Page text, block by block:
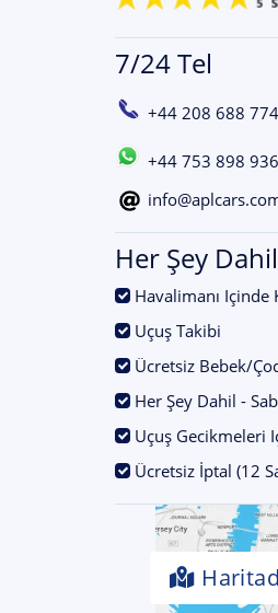
7/24 Tel
+44 208 688
+44 753 898
Her Şey
Havalimanı Içinde
Uçuş Takibi
Ücretsiz Bebek/
Her Şey Dahil -
Uçuş Gecikmeleri
Ücretsiz İptal (12